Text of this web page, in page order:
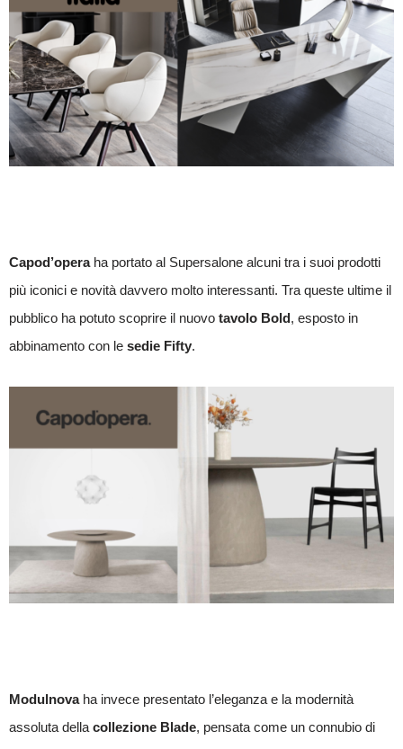
Capod’operaha portato al Supersalone alcuni tra i suoi prodotti
più iconici e novità davvero molto interessanti. Tra queste ultime il
pubblico ha potuto scoprire il nuovo tavolo Bold, esposto in
abbinamento con le sedie Fifty.
Modulnovaha invece presentato l’eleganza e la modernità
assoluta della collezione Blade, pensata come un connubio di